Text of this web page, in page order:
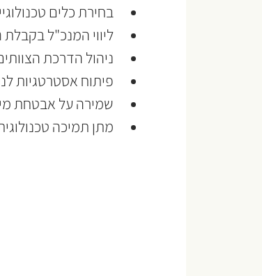
בחירת כלים
ליווי המנכ"ל בקבלת
ניהול הדרכת
פיתוח אסטרטגיות
שמירה על אבטחת
מתן תמיכה